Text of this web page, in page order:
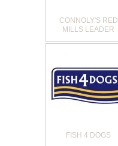
CONNOLY'S RED
MILLS LEADER
FISH 4 DOGS